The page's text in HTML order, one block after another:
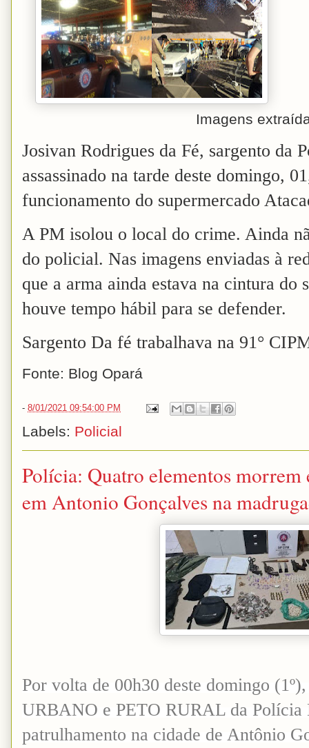
Imagens extraídas das
Josivan Rodrigues da Fé, sargento
assassinado na tarde deste domingo,
funcionamento do supermercado
A PM isolou o local do crime. Ainda
do policial. Nas imagens enviadas à
que a arma ainda estava na cintura do
houve tempo hábil para se defender.
Sargento Da fé trabalhava na 91°
Fonte: Blog Opará
- 8/01/2021 09:54:00 PM
Labels: Policial
Polícia: Quatro elementos
em Antonio Gonçalves na
Por volta de 00h30 deste domingo
URBANO e PETO RURAL da
patrulhamento na cidade de Antônio